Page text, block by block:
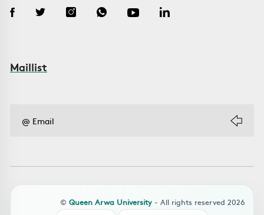
Maillist
© Queen Arwa University - All rights reserved 2026